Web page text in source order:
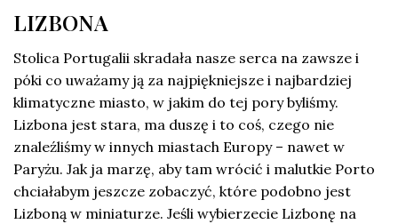
LIZBONA
Stolica Portugalii skradała nasze serca na zawsze i
póki co uważamy ją za najpiękniejsze i najbardziej
klimatyczne miasto, w jakim do tej pory byliśmy.
Lizbona jest stara, ma duszę i to coś, czego nie
znaleźliśmy w innych miastach Europy – nawet w
Paryżu. Jak ja marzę, aby tam wrócić i malutkie Porto
chciałabym jeszcze zobaczyć, które podobno jest
Lizboną w miniaturze. Jeśli wybierzecie Lizbonę na